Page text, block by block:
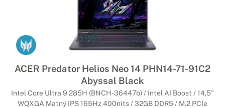
ACER Predator Helios Neo 14 PHN14-71-91C2
Abyssal Black
Intel Core Ultra 9 285H (BNCH-36447b) / Intel AI Boost / 14,5"
WQXGA Matný IPS 165Hz 400nits / 32GB DDR5 / M.2 PCIe